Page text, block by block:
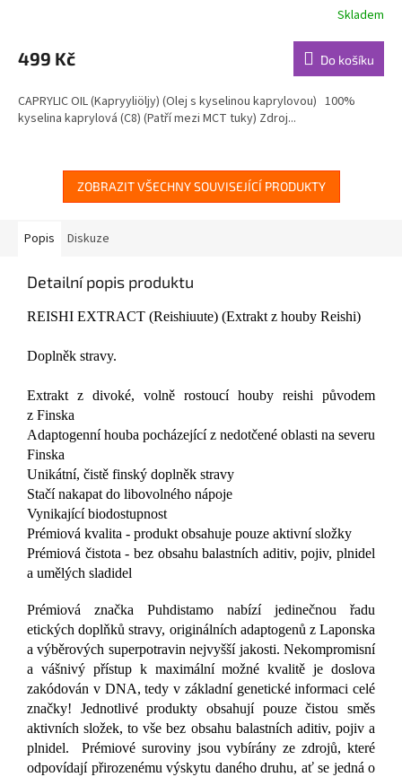
produktu
je
z
5
Skladem
499 Kč Do košíku
CAPRYLIC OIL (Kapryyliöljy) (Olej s kyselinou kaprylovou) 100%
kyselina kaprylová (C8) (Patří mezi MCT tuky) Zdroj...
ZOBRAZIT VŠECHNY SOUVISEJÍCÍ PRODUKTY
Popis Diskuze
Detailní popis produktu
REISHI EXTRACT (Reishiuute) (Extrakt z houby Reishi)
Doplněk stravy.
Extrakt z divoké, volně rostoucí houby reishi původem
z Finska
Adaptogenní houba pocházející z nedotčené oblasti na severu
Finska
Unikátní, čistě finský doplněk stravy
Stačí nakapat do libovolného nápoje
Vynikající biodostupnost
Prémiová kvalita - produkt obsahuje pouze aktivní složky
Prémiová čistota - bez obsahu balastních aditiv, pojiv, plnidel
a umělých sladidel
Prémiová značka Puhdistamo nabízí jedinečnou řadu
etických doplňků stravy, originálních adaptogenů z Laponska
a výběrových superpotravin nejvyšší jakosti. Nekompromisní
a vášnivý přístup k maximální možné kvalitě je doslova
zakódován v DNA, tedy v základní genetické informaci celé
značky! Jednotlivé produkty obsahují pouze čistou směs
aktivních složek, to vše bez obsahu balastních aditiv, pojiv a
plnidel. Prémiové suroviny jsou vybírány ze zdrojů, které
odpovídají přirozenému výskytu daného druhu, ať se jedná o